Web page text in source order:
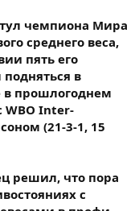
чемпиона Мира
среднего веса,
пять его
в
в прошлогоднем
WBO Inter-
(21-3-1, 15
решил, что пора
с